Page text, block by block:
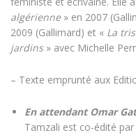
algérienne» en 2007
2009 (Gallimard) et « La
jardins» avec Michelle
– Texte emprunté aux
En attendant Omar
Tamzali est co-édité